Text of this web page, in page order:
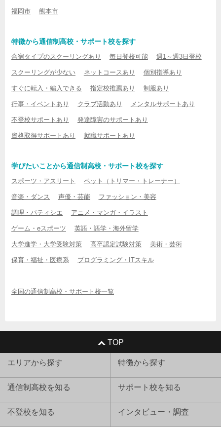
福岡市 熊本市
特徴から通信制高校・サポート校を探す
合宿タイプのスクーリングあり 毎日登校可能 週1～週3日登校
スクーリングが少ない ネットコースあり 個別指導あり
すぐに転入・編入できる 指定校推薦あり 制服あり
行事・イベントあり クラブ活動あり メンタルサポートあり
不登校サポートあり 発達障害のサポートあり
資格取得サポートあり 就職サポートあり
学びたいことから通信制高校・サポート校を探す
スポーツ・アスリート ペット（トリマー・トレーナー）
音楽・ダンス 声優・芸能 ファッション・美容
調理・パティシエ アニメ・マンガ・イラスト
ゲーム・eスポーツ 英語・語学・海外留学
大学進学・大学受験対策 高卒認定試験対策 美術・芸術
保育・福祉・医療系 プログラミング・ITスキル
全国の通信制高校・サポート校一覧
TOP
エリアから探す 特徴から探す
通信制高校を知る サポート校を知る
不登校を知る インタビュー・調査